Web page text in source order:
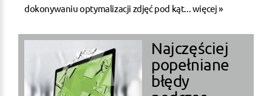
dokonywaniu optymalizacji zdjęć pod kąt... więcej »
Najczęściej
popełniane
błędy